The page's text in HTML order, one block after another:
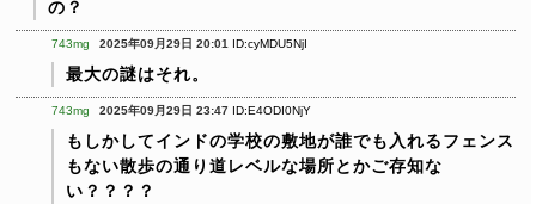
の？
743mg 2025年09月29日 20:01 ID:cyMDU5NjI
最大の謎はそれ。
743mg 2025年09月29日 23:47 ID:E4ODI0NjY
もしかしてインドの学校の敷地が誰でも入れるフェンス
もない散歩の通り道レベルな場所とかご存知な
い？？？？